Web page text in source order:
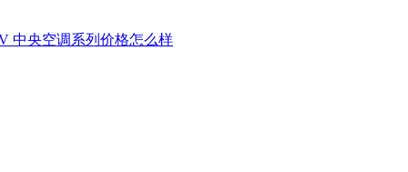
中央空调系列价格怎么样